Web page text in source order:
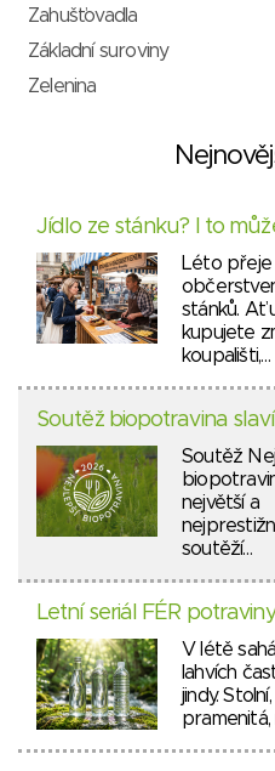
Zahušťovadla
Základní suroviny
Zelenina
Jídlo ze stánku? I to
Léto přeje
stánků. Ať
kupujete
koupališti,…
Soutěž biopotravina
Soutěž
největší a
soutěží…
Letní seriál FÉR
V létě
lahvích
jindy.